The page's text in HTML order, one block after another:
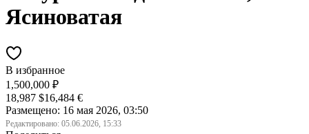
Ясиноватая
В избранное
1,500,000 ₽
18,987 $16,484 €
Размещено: 16 мая 2026, 03:50
Редактировано: 05.06.2026, 15:33